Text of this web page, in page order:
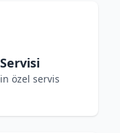
özel servis